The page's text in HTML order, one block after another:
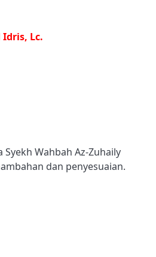
Lc.
Syekh Wahbah Az-Zuhaily
dan penyesuaian.